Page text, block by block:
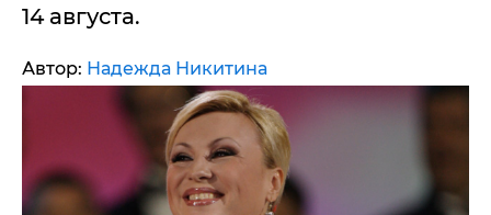
14 августа.
Автор: Надежда Никитина